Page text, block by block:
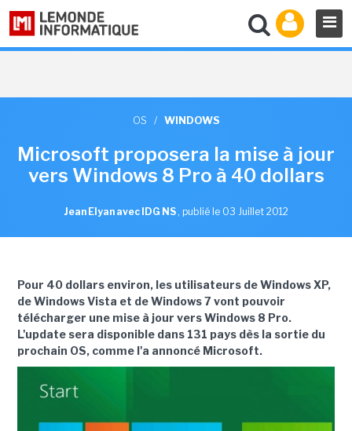
OS / WINDOWS
Microsoft proposera la mise à jour
vers Windows 8 Pro à 40 dollars
Jean Elyan avec IDG NS , publié le 03 Juillet 2012
Pour 40 dollars environ, les utilisateurs de Windows XP,
de Windows Vista et de Windows 7 vont pouvoir
télécharger une mise à jour vers Windows 8 Pro.
L'update sera disponible dans 131 pays dès la sortie du
prochain OS, comme l'a annoncé Microsoft.